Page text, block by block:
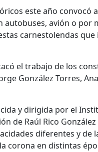
este año convocó
autobuses, avión o
carnestolendas
el trabajo de los
González Torres,
y dirigida por el
de Raúl Rico
diferentes y de
corona en distintas